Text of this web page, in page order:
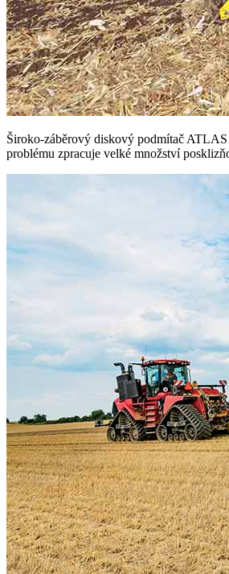
Široko-záběrový diskový podmítač
problému zpracuje velké množství